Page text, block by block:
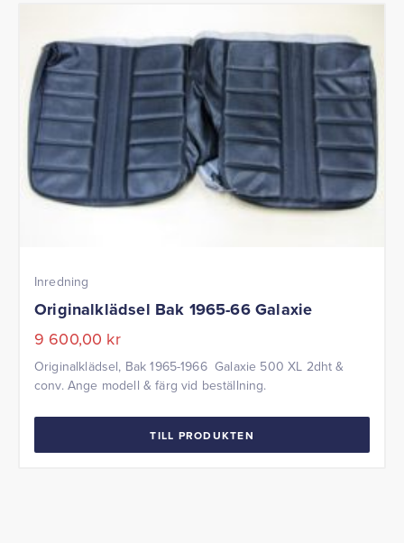
Inredning
Originalklädsel Bak 1965-66 Galaxie
9 600,00 kr
Originalklädsel, Bak 1965-1966 Galaxie 500 XL 2dht &
conv. Ange modell & färg vid beställning.
TILL PRODUKTEN